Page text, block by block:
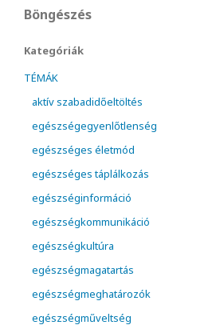
Böngészés
Kategóriák
TÉMÁK
aktív szabadidőeltöltés
egészségegyenlőtlenség
egészséges életmód
egészséges táplálkozás
egészséginformáció
egészségkommunikáció
egészségkultúra
egészségmagatartás
egészségmeghatározók
egészségműveltség